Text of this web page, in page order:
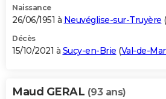
Naissance
26/06/1951 à Neuvéglise-sur-Truyère (
Décès
15/10/2021 à Sucy-en-Brie (Val-de-
Maud GERAL (93 ans)